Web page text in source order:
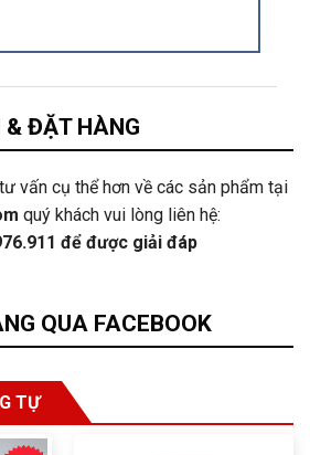
& ĐẶT HÀNG
vấn cụ thể hơn về các sản phẩm tại
quý khách vui lòng liên hệ:
để được giải đáp
QUA FACEBOOK
TỰ